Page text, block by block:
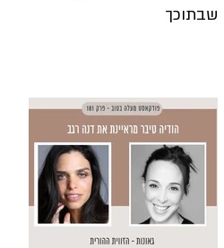
שבתוכך